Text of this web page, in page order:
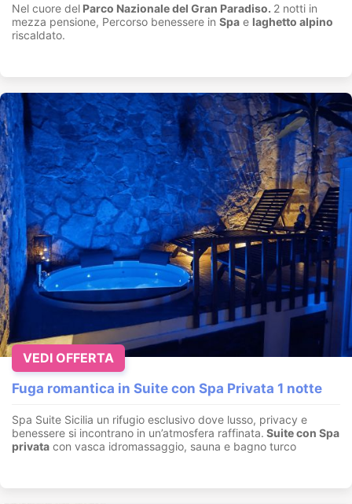
Nel cuore del Parco Nazionale del Gran Paradiso. 2 notti in
mezza pensione, Percorso benessere in Spa e laghetto alpino
riscaldato.
Fuga romantica in Suite con Spa Privata 1 notte
Spa Suite Sicilia un rifugio esclusivo dove lusso, privacy e
benessere si incontrano in un’atmosfera raffinata. Suite con Spa
privata con vasca idromassaggio, sauna e bagno turco
VEDI OFFERTA